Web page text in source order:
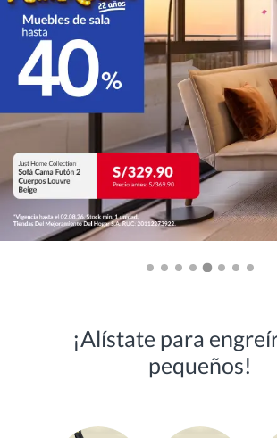
¡Alístate para
pequeños!